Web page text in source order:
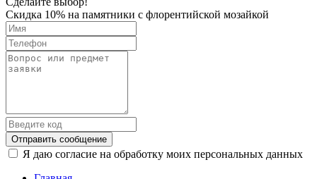
Скидка 10% на памятники с флорентийской мозайкой
Отправить сообщение
Я даю согласие на обработку моих персональных данных